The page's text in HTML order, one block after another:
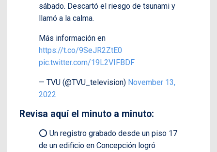
sábado. Descartó el riesgo de tsunami y
llamó a la calma.
Más información en
https://t.co/9SeJR2ZtE0
pic.twitter.com/19L2VIFBDF
— TVU (@TVU_television) November 13,
2022
Revisa aquí el minuto a minuto:
⭕️ Un registro grabado desde un piso 17
de un edificio en Concepción logró